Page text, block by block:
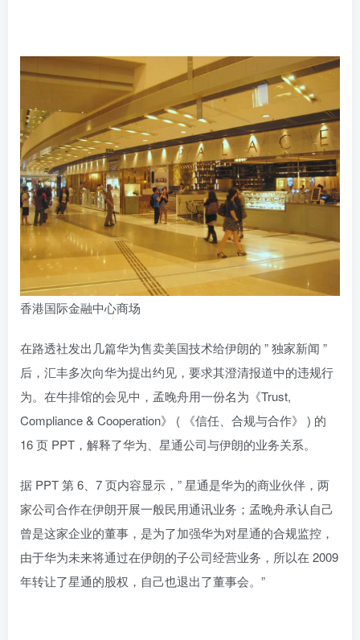
香港国际金融中心商场
在路透社发出几篇华为售卖美国技术给伊朗的 ” 独家新闻 ”
后，汇丰多次向华为提出约见，要求其澄清报道中的违规行
为。在牛排馆的会见中，孟晚舟用一份名为《Trust,
Compliance & Cooperation》 ( 《信任、合规与合作》 ) 的
16 页 PPT，解释了华为、星通公司与伊朗的业务关系。
据 PPT 第 6、7 页内容显示，” 星通是华为的商业伙伴，两
家公司合作在伊朗开展一般民用通讯业务；孟晚舟承认自己
曾是这家企业的董事，是为了加强华为对星通的合规监控，
由于华为未来将通过在伊朗的子公司经营业务，所以在 2009
年转让了星通的股权，自己也退出了董事会。”